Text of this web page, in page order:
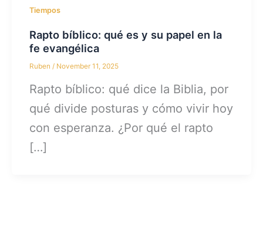
Tiempos
Rapto bíblico: qué es y su papel en la
fe evangélica
Ruben/ November 11, 2025
Rapto bíblico: qué dice la Biblia, por
qué divide posturas y cómo vivir hoy
con esperanza. ¿Por qué el rapto
[…]